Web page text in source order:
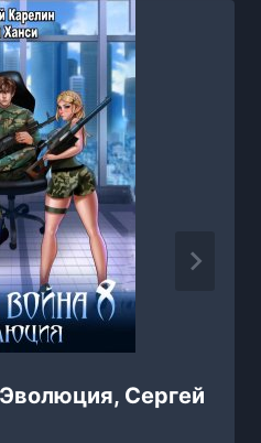
Сергей